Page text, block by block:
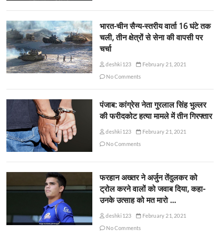
भारत-चीन सैन्य-स्तरीय वार्ता 16 घंटे तक
चली, तीन क्षेत्रों से सेना की वापसी पर
चर्चा
deshki123
February 21, 2021
No Comments
पंजाब: कांग्रेस नेता गुरलाल सिंह भुल्लर
की फरीदकोट हत्या मामले में तीन गिरफ्तार
deshki123
February 21, 2021
No Comments
फरहान अख्तर ने अर्जुन तेंदुलकर को
ट्रोल करने वालों को जवाब दिया, कहा-
उनके उत्साह को मत मारो …
deshki123
February 21, 2021
No Comments